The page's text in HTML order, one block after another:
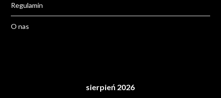
Regulamin
O nas
sierpień 2026